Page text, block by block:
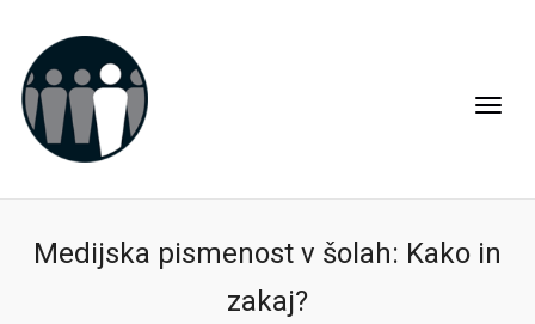
Medijska pismenost v šolah: Kako in
zakaj?